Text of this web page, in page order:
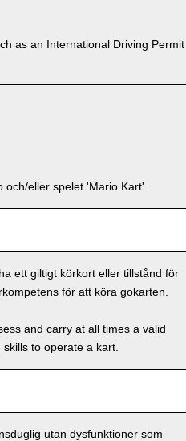
as an International Driving Permit
eller spelet 'Mario Kart'.
ett giltigt körkort eller tillstånd för
för att köra gokarten.
and carry at all times a valid
to operate a kart.
utan dysfunktioner som